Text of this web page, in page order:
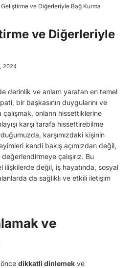
Geliştirme ve Diğerleriyle Bağ Kurma
ve Diğerleriyle
2024
derinlik ve anlam yaratan en temel
bir başkasının duygularını ve
onların hissettiklerine
karşı tarafa hissettirebilme
karşımızdaki kişinin
kendi bakış açımızdan değil,
çalışırız. Bu
ilişkilerde değil, iş hayatında, sosyal
da sağlıklı ve etkili iletişim
ve
dikkatli dinlemek ve